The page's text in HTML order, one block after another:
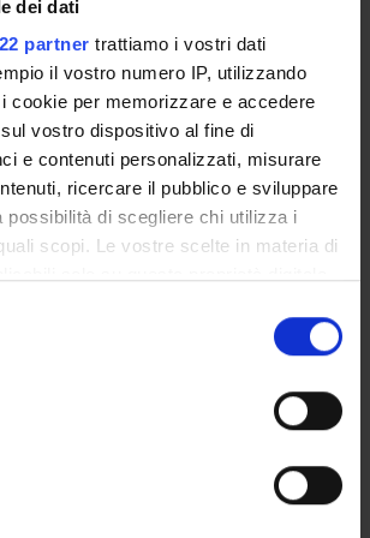
dei dati
partner trattiamo i vostri dati
il vostro numero IP, utilizzando
cookie per memorizzare e accedere
vostro dispositivo al fine di
e contenuti personalizzati, misurare
ricercare il pubblico e sviluppare
possibilità di scegliere chi utilizza i
scopi. Le vostre scelte in materia di
il proprio consenso in qualsiasi
sui cookie o facendo clic
informazioni sulla tua posizione
un'approssimazione di qualche
proposals